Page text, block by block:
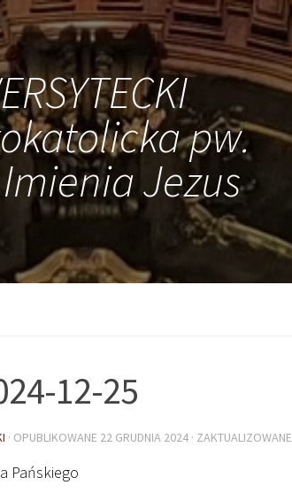
pw.
Jezus
12-25
· OPUBLIKOWANE 22 GRUDNIA 2024 · ZAKTUALIZOWANE
Pańskiego